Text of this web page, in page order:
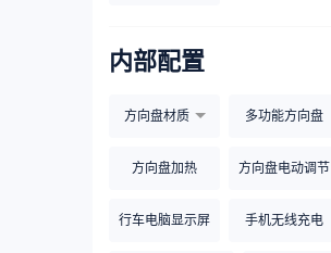
内部配置
方向盘材质 多功能方向盘
方向盘加热 方向盘电动调节
行车电脑显示屏 手机无线充电